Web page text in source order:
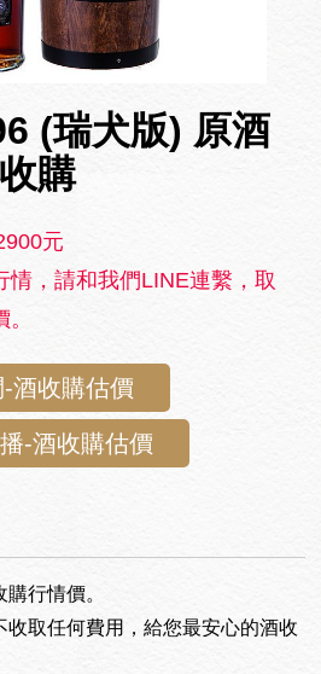
(瑞犬版) 原酒
購
元
情，請和我們LINE連繫，取
酒收購估價
-酒收購估價
行情價。
收取任何費用，給您最安心的酒收